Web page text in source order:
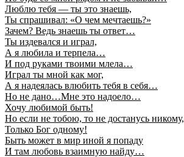
Люблю тебя — ты это знаешь,
Ты спрашивал: «О чем мечтаешь?»
Зачем? Ведь знаешь ты ответ…
Ты издевался и играл,
А я любила и терпела…
И под руками твоими млела…
Играл ты мной как мог,
А я надеялась влюбить тебя в себя…
Но не дано…Мне это надоело…
Хочу любимой быть!
Но если не тобою, то не достанусь никому,
Только Бог одному!
Быть может в мир иной я попаду
И там любовь взаимную найду…